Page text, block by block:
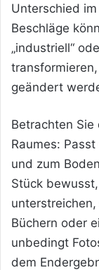
Unterschied
Beschläge
„industriell“
geändert
Betrachten
Raumes:
und zum
Stück
Büchern oder
unbedingt
dem